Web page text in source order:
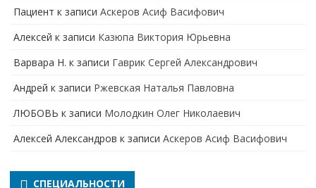
Пациент к записи Аскеров Асиф Васифович
Алексей к записи Казюпа Виктория Юрьевна
Варвара Н. к записи Гаврик Сергей Александрович
Андрей к записи Ржевская Наталья Павловна
ЛЮБОВЬ к записи Молодкин Олег Николаевич
Алексей Александров к записи Аскеров Асиф Васифович
СПЕЦИАЛЬНОСТИ